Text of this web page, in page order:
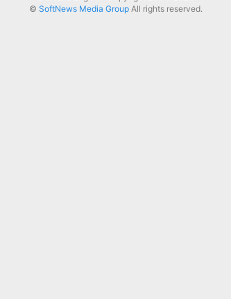
© SoftNews Media GroupAll rights reserved.